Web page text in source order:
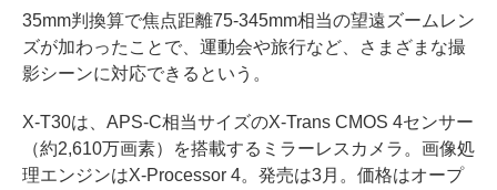
35mm判換算で焦点距離75-345mm相当の望遠ズームレン
ズが加わったことで、運動会や旅行など、さまざまな撮
影シーンに対応できるという。
X-T30は、APS-C相当サイズのX-Trans CMOS 4センサー
（約2,610万画素）を搭載するミラーレスカメラ。画像処
理エンジンはX-Processor 4。発売は3月。価格はオープ